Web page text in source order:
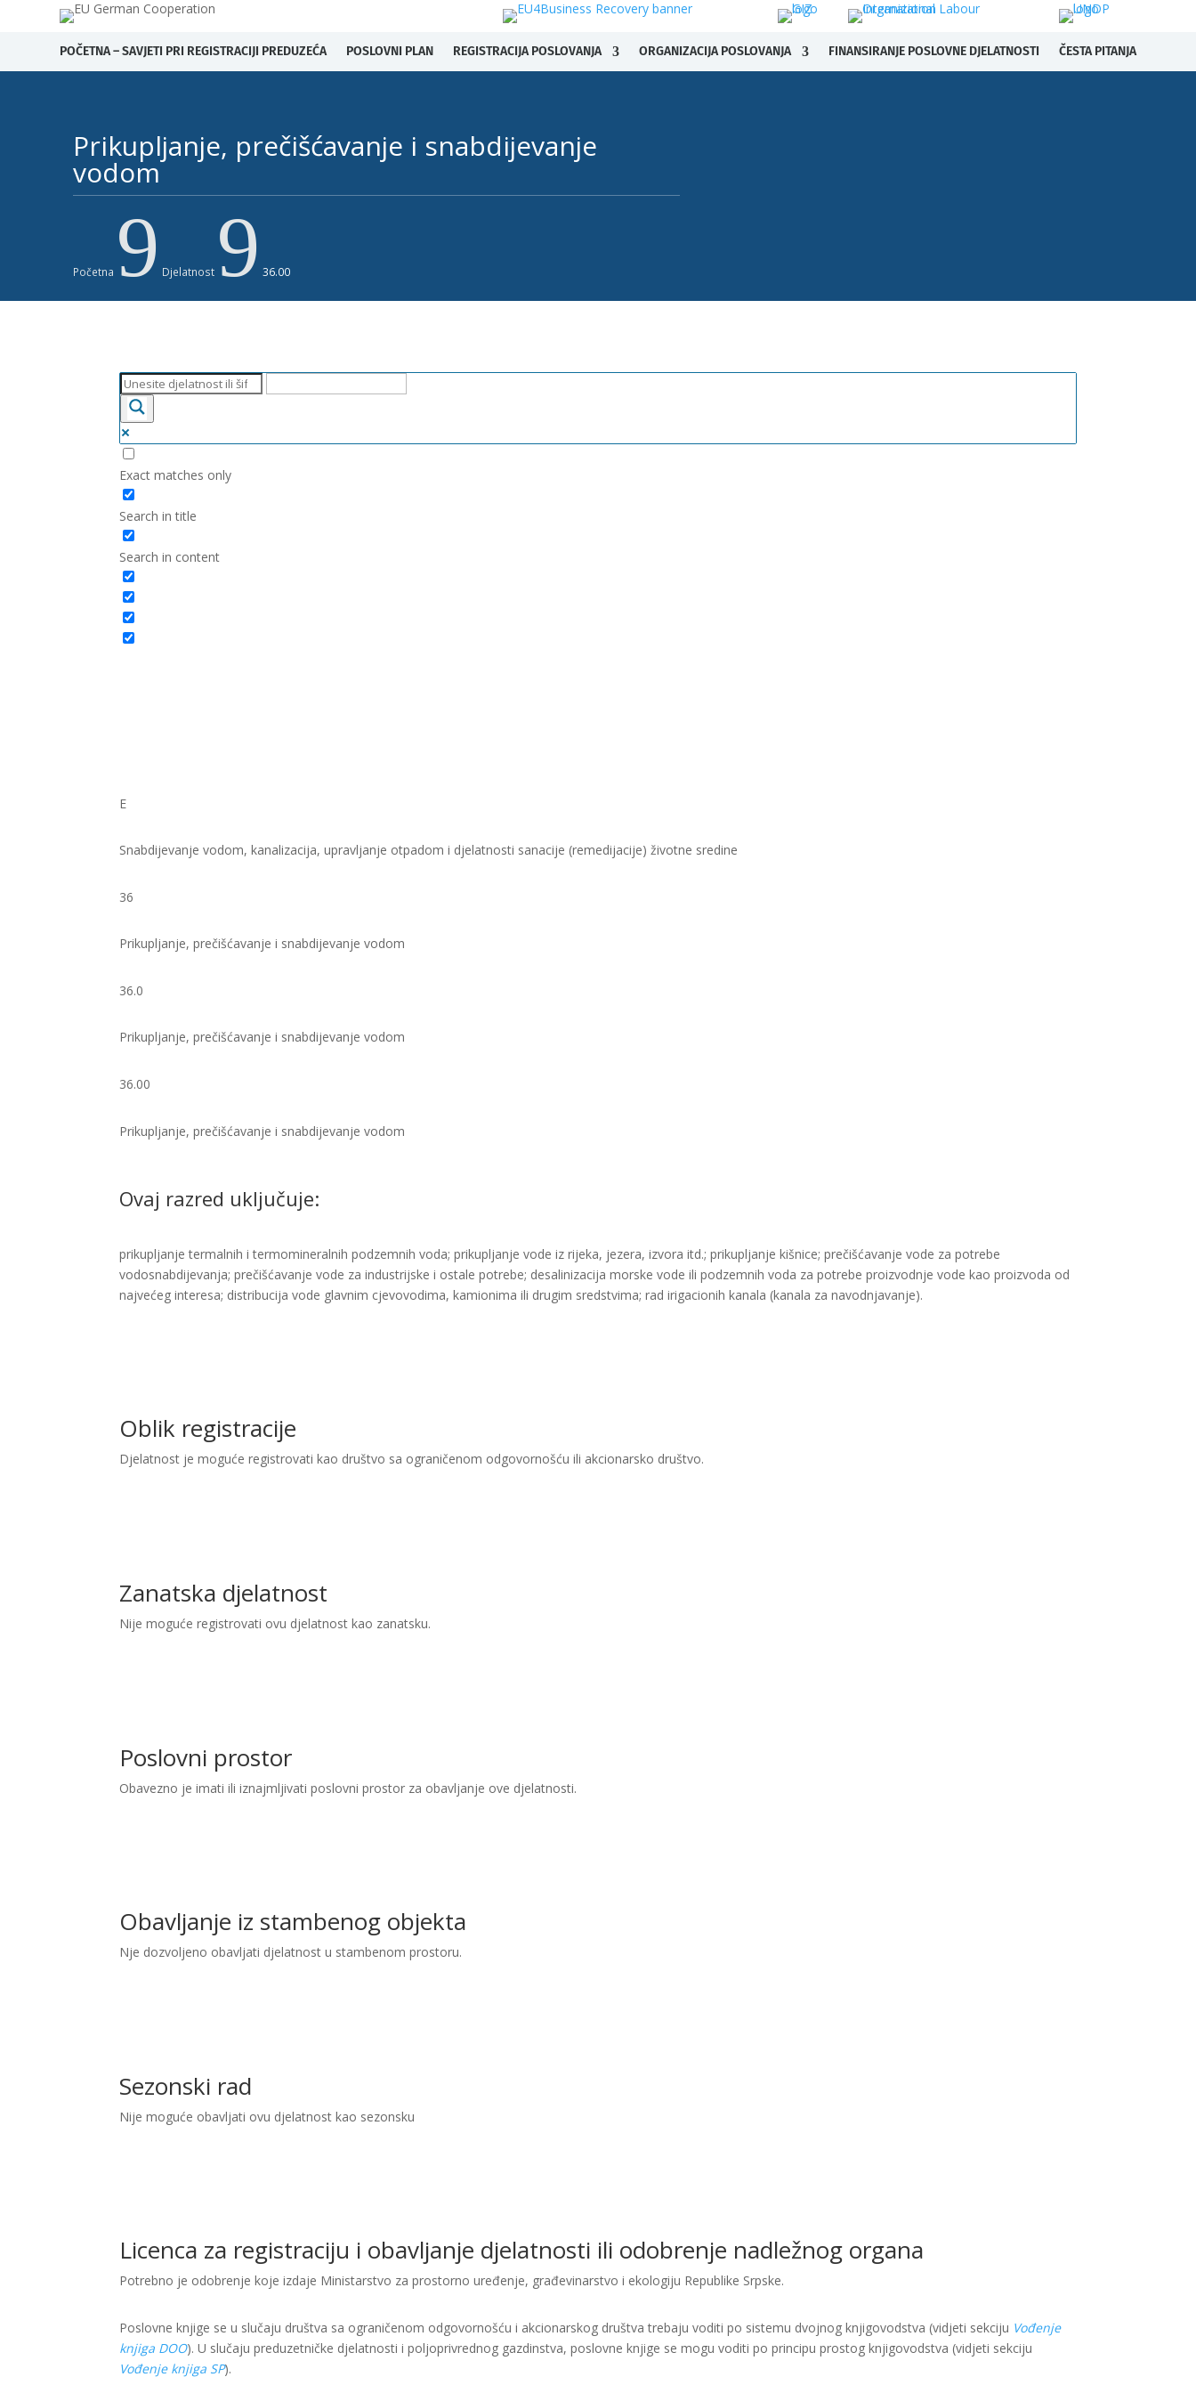
POČETNA – SAVJETI PRI REGISTRACIJI PREDUZEĆA POSLOVNI PLAN REGISTRACIJA POSLOVANJA ORGANIZACIJA POSLOVANJA FINANSIRANJE POSLOVNE DJELATNOSTI ČESTA PITANJA
Prikupljanje, prečišćavanje i snabdijevanje
vodom ​
Početna 9 Djelatnost 9 36.00
Exact matches only
Search in title
Search in content
E
Snabdijevanje vodom, kanalizacija, upravljanje otpadom i djelatnosti sanacije (remedijacije) životne sredine
36
Prikupljanje, prečišćavanje i snabdijevanje vodom
36.0
Prikupljanje, prečišćavanje i snabdijevanje vodom
36.00
Prikupljanje, prečišćavanje i snabdijevanje vodom ​
Ovaj razred uključuje:
prikupljanje termalnih i termomineralnih podzemnih voda; prikupljanje vode iz rijeka, jezera, izvora itd.; prikupljanje kišnice; prečišćavanje vode za potrebe
vodosnabdijevanja; prečišćavanje vode za industrijske i ostale potrebe; desalinizacija morske vode ili podzemnih voda za potrebe proizvodnje vode kao proizvoda od
najvećeg interesa; distribucija vode glavnim cjevovodima, kamionima ili drugim sredstvima; rad irigacionih kanala (kanala za navodnjavanje).
Oblik registracije
Djelatnost je moguće registrovati kao društvo sa ograničenom odgovornošću ili akcionarsko društvo.
Zanatska djelatnost
Nije moguće registrovati ovu djelatnost kao zanatsku.
Poslovni prostor
Obavezno je imati ili iznajmljivati poslovni prostor za obavljanje ove djelatnosti.
Obavljanje iz stambenog objekta
Nje dozvoljeno obavljati djelatnost u stambenom prostoru.
Sezonski rad
Nije moguće obavljati ovu djelatnost kao sezonsku
Licenca za registraciju i obavljanje djelatnosti ili odobrenje nadležnog organa
Potrebno je odobrenje koje izdaje Ministarstvo za prostorno uređenje, građevinarstvo i ekologiju Republike Srpske.
Poslovne knjige se u slučaju društva sa ograničenom odgovornošću i akcionarskog društva trebaju voditi po sistemu dvojnog knjigovodstva (vidjeti sekciju Vođenje
knjiga DOO). U slučaju preduzetničke djelatnosti i poljoprivrednog gazdinstva, poslovne knjige se mogu voditi po principu prostog knjigovodstva (vidjeti sekciju
Vođenje knjiga SP).